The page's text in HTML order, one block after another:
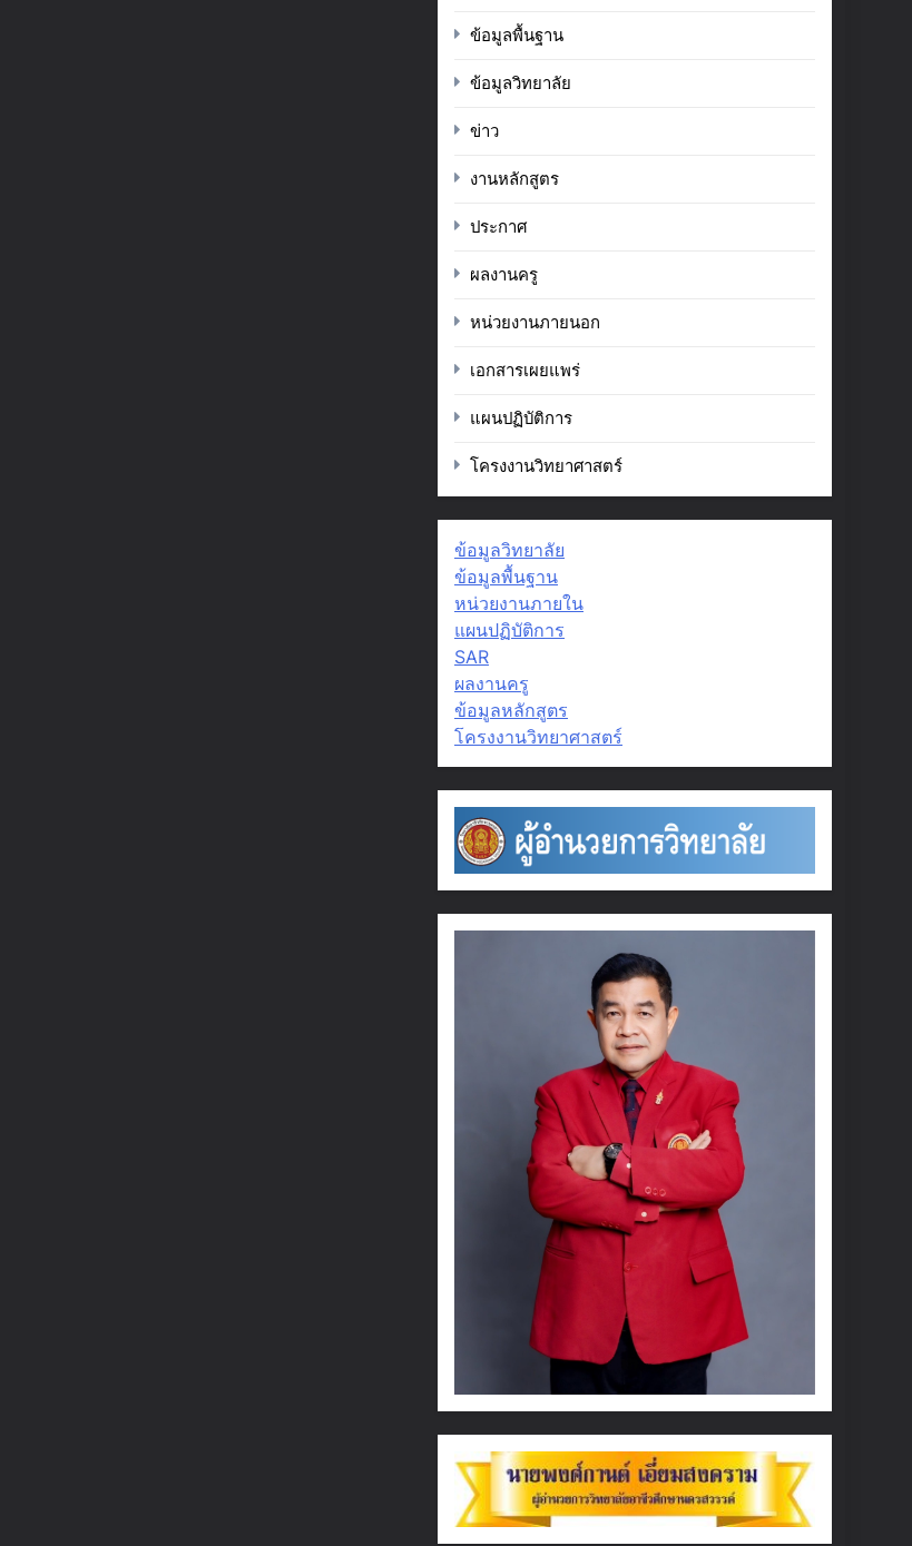
ข้อมูลพื้นฐาน
ข้อมูลวิทยาลัย
ข่าว
งานหลักสูตร
ประกาศ
ผลงานครู
หน่วยงานภายนอก
เอกสารเผยแพร่
แผนปฏิบัติการ
โครงงานวิทยาศาสตร์
ข้อมูลวิทยาลัย
ข้อมูลพื้นฐาน
หน่วยงานภายใน
แผนปฏิบัติการ
SAR
ผลงานครู
ข้อมูลหลักสูตร
โครงงานวิทยาศาสตร์